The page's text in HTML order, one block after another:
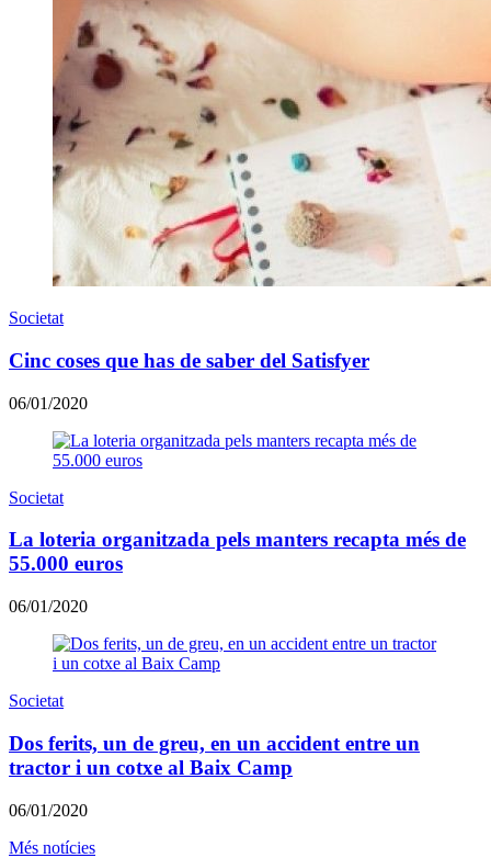
Societat
Cinc coses que has de saber del Satisfyer
06/01/2020
Societat
La loteria organitzada pels manters recapta més de
55.000 euros
06/01/2020
Societat
Dos ferits, un de greu, en un accident entre un
tractor i un cotxe al Baix Camp
06/01/2020
Més notícies